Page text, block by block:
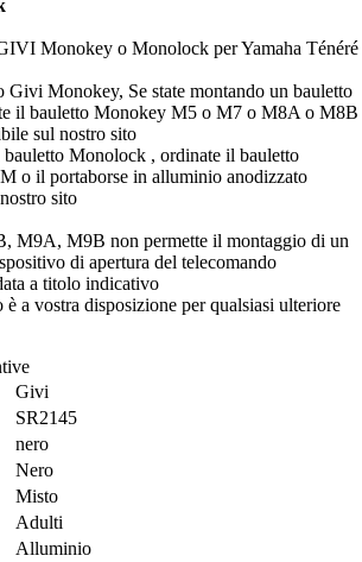
Monokey o Monolock per Yamaha Ténéré
Givi Monokey, Se state montando un bauletto
il bauletto Monokey M5 o M7 o M8A o M8B
sul nostro sito
bauletto Monolock , ordinate il bauletto
o il portaborse in alluminio anodizzato
sito
M9A, M9B non permette il montaggio di un
di apertura del telecomando
a titolo indicativo
a vostra disposizione per qualsiasi ulteriore
Givi
SR2145
nero
Nero
Misto
Adulti
Alluminio